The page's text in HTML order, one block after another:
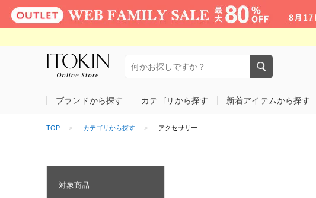
ブランドから探す カテゴリから探す 新着アイテムから探す
TOP カテゴリから探す アクセサリー
対象商品